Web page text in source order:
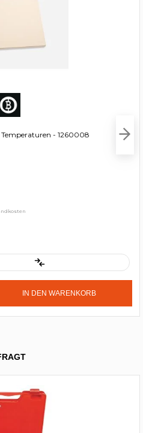
- 1260008
IN DEN WARENKORB